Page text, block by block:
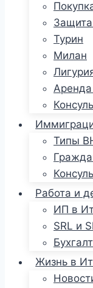
Защита
Турин
Милан
Типы
Работа и
ИП в
SRL и
Жизнь в